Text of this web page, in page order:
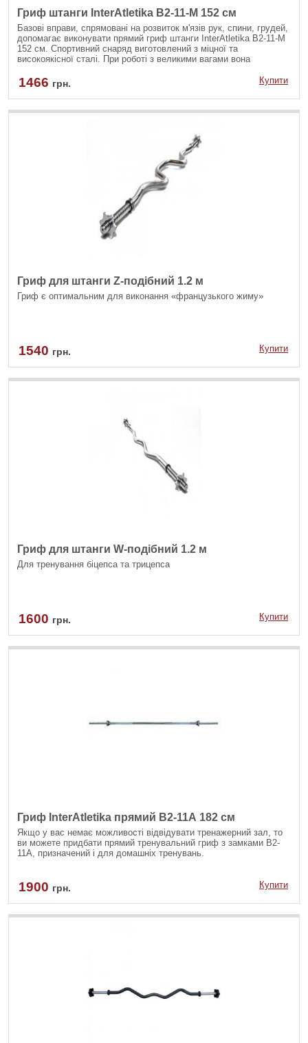
Гриф штанги InterAtletika B2-11-M 152 см
Базові вправи, спрямовані на розвиток м'язів рук, спини, грудей,
допомагає виконувати прямий гриф штанги InterAtletika B2-11-M
152 см. Спортивний снаряд виготовлений з міцної та
високоякісної сталі. При роботі з великими вагами вона
1466 грн. Купити
Гриф для штанги Z-подібний 1.2 м
Гриф є оптимальним для виконання «французького жиму»
1540 грн. Купити
Гриф для штанги W-подібний 1.2 м
Для тренування біцепса та трицепса
1600 грн. Купити
Гриф InterAtletika прямий В2-11А 182 см
Якщо у вас немає можливості відвідувати тренажерний зал, то
ви можете придбати прямий тренувальний гриф з замками В2-
11А, призначений і для домашніх тренувань.
1900 грн. Купити